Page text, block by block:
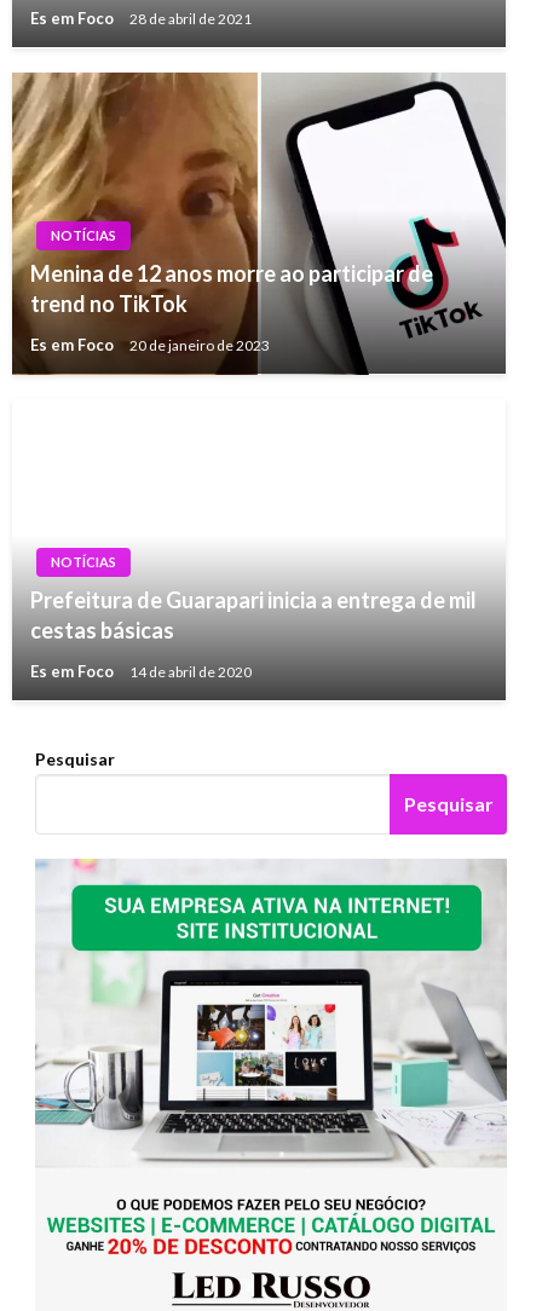
Es em Foco 28 de abril de 2021
NOTÍCIAS
Menina de 12 anos morre ao participar de
trend no TikTok
Es em Foco 20 de janeiro de 2023
NOTÍCIAS
Prefeitura de Guarapari inicia a entrega de mil
cestas básicas
Es em Foco 14 de abril de 2020
Pesquisar
Pesquisar